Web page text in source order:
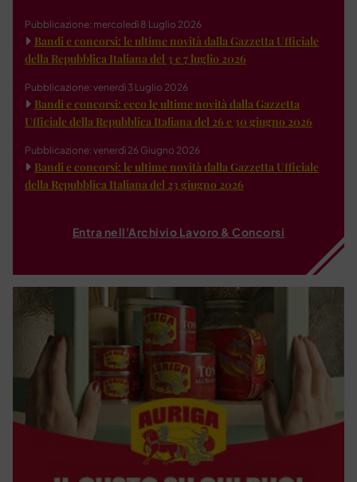
Pubblicazione: mercoledì 8 Luglio 2026
Bandi e concorsi: le ultime novità dalla Gazzetta Ufficiale
della Repubblica Italiana del 3 e 7 luglio 2026
Pubblicazione: venerdì 3 Luglio 2026
Bandi e concorsi: ecco le ultime novità dalla Gazzetta
Ufficiale della Repubblica Italiana del 26 e 30 giugno 2026
Pubblicazione: venerdì 26 Giugno 2026
Bandi e concorsi: le ultime novità dalla Gazzetta Ufficiale
della Repubblica Italiana del 23 giugno 2026
Entra nell'Archivio Lavoro & Concorsi